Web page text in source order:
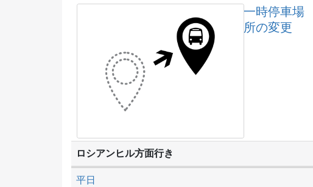
一時停車場
所の変更
ロシアンヒル方面行き
平日